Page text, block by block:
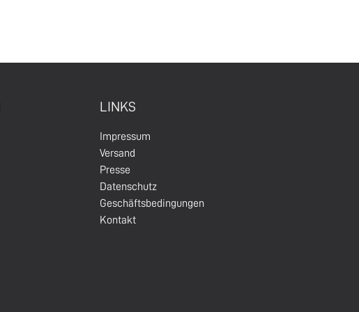
LINKS
Impressum
Versand
Presse
Datenschutz
Geschäftsbedingungen
Kontakt